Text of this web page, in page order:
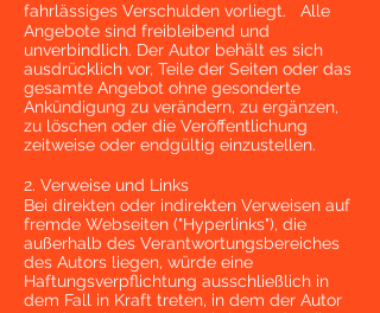
fahrlässiges Verschulden vorliegt. Alle
Angebote sind freibleibend und
unverbindlich. Der Autor behält es sich
ausdrücklich vor, Teile der Seiten oder das
gesamte Angebot ohne gesonderte
Ankündigung zu verändern, zu ergänzen,
zu löschen oder die Veröffentlichung
zeitweise oder endgültig einzustellen.
2. Verweise und Links
Bei direkten oder indirekten Verweisen auf
fremde Webseiten ("Hyperlinks"), die
außerhalb des Verantwortungsbereiches
des Autors liegen, würde eine
Haftungsverpflichtung ausschließlich in
dem Fall in Kraft treten, in dem der Autor